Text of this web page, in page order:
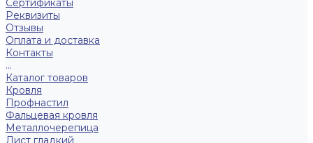
Сертификаты
Реквизиты
Отзывы
Оплата и доставка
Контакты
...
Каталог товаров
Кровля
Профнастил
Фальцевая кровля
Металлочерепица
Лист гладкий